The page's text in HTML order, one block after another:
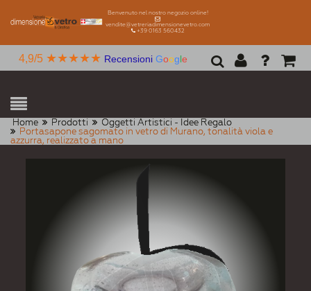
Benvenuto nel nostro negozio online!
vendite@vetreriadimensionevetro.com
+39 0163 560432
4,9/5 ★★★★★ Recensioni Google
Home Prodotti
Oggetti Artistici - Idee Regalo
Portasapone sagomato in vetro di Murano, tonalità viola e
azzurra, realizzato a mano